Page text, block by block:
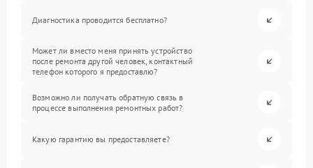
Диагностика проводится бесплатно?
Может ли вместо меня принять устройство
после ремонта другой человек, контактный
телефон которого я предоставлю?
Возможно ли получать обратную связь в
процессе выполнения ремонтных работ?
Какую гарантию вы предоставляете?